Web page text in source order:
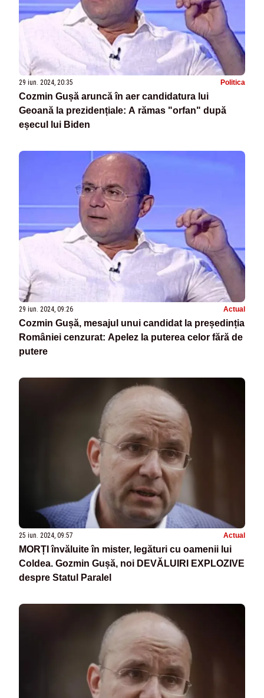
29 iun. 2024, 20:35 Politica
Cozmin Gușă aruncă în aer candidatura lui
Geoană la prezidențiale: A rămas "orfan" după
eșecul lui Biden
29 iun. 2024, 09:26 Actual
Cozmin Gușă, mesajul unui candidat la președinția
României cenzurat: Apelez la puterea celor fără de
putere
25 iun. 2024, 09:57 Actual
MORȚI învăluite în mister, legături cu oamenii lui
Coldea. Gozmin Gușă, noi DEVĂLUIRI EXPLOZIVE
despre Statul Paralel